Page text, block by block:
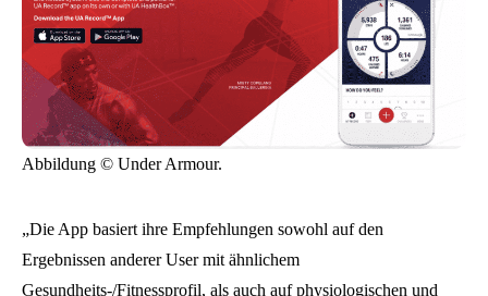
Abbildung © Under Armour.
„Die App basiert ihre Empfehlungen sowohl auf den
Ergebnissen anderer User mit ähnlichem
Gesundheits-/Fitnessprofil, als auch auf physiologischen und